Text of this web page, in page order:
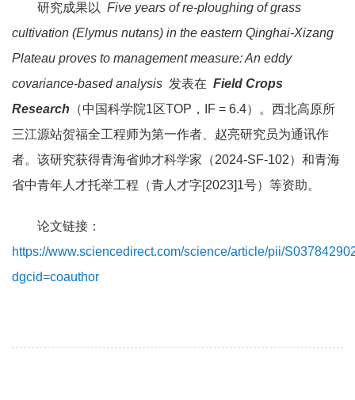
研究成果以 Five years of re-ploughing of grass
cultivation (Elymus nutans) in the eastern Qinghai-Xizang
Plateau proves to management measure: An eddy
covariance-based analysis 发表在 Field Crops
Research （中国科学院1区TOP，IF = 6.4）。西北高原所
三江源站贺福全工程师为第一作者、赵亮研究员为通讯作
者。该研究获得青海省帅才科学家（2024-SF-102）和青海
省中青年人才托举工程（青人才字[2023]1号）等资助。
论文链接：
https://www.sciencedirect.com/science/article/pii/
dgcid=coauthor